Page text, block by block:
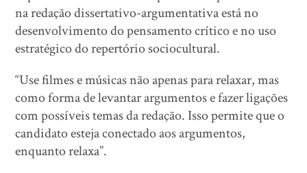
na redação dissertativo-argumentativa está no
desenvolvimento do pensamento crítico e no uso
estratégico do repertório sociocultural.
“Use filmes e músicas não apenas para relaxar, mas
como forma de levantar argumentos e fazer ligações
com possíveis temas da redação. Isso permite que o
candidato esteja conectado aos argumentos,
enquanto relaxa”.